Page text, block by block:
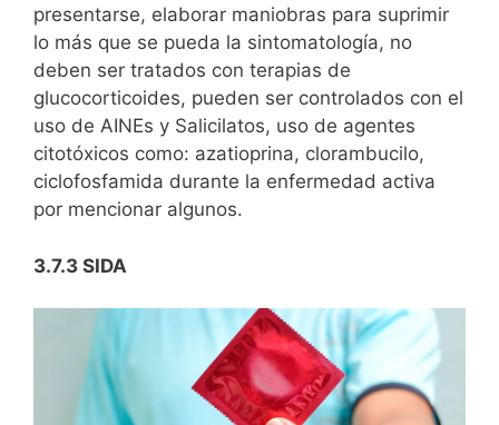
presentarse, elaborar maniobras para suprimir
lo más que se pueda la sintomatología, no
deben ser tratados con terapias de
glucocorticoides, pueden ser controlados con el
uso de AINEs y Salicilatos, uso de agentes
citotóxicos como: azatioprina, clorambucilo,
ciclofosfamida durante la enfermedad activa
por mencionar algunos.
3.7.3 SIDA